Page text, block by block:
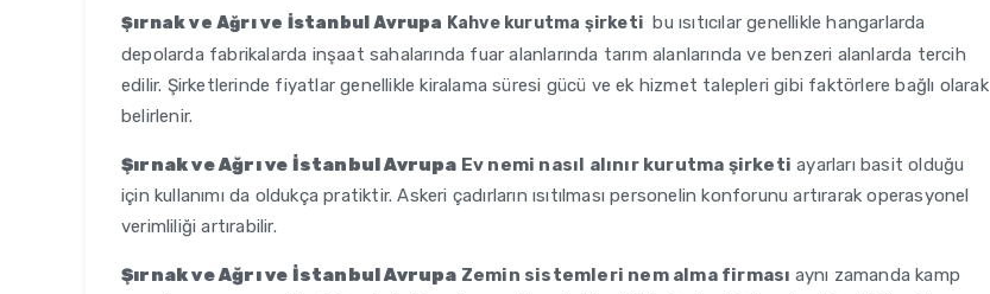
Şırnak ve Ağrı ve İstanbul Avrupa Kahve kurutma şirketi bu ısıtıcılar genellikle hangarlarda
depolarda fabrikalarda inşaat sahalarında fuar alanlarında tarım alanlarında ve benzeri alanlarda tercih
edilir. Şirketlerinde fiyatlar genellikle kiralama süresi gücü ve ek hizmet talepleri gibi faktörlere bağlı olarak
belirlenir.
Şırnak ve Ağrı ve İstanbul Avrupa Ev nemi nasıl alınır kurutma şirketi ayarları basit olduğu
için kullanımı da oldukça pratiktir. Askeri çadırların ısıtılması personelin konforunu artırarak operasyonel
verimliliği artırabilir.
Şırnak ve Ağrı ve İstanbul Avrupa Zemin sistemleri nem alma firması aynı zamanda kamp